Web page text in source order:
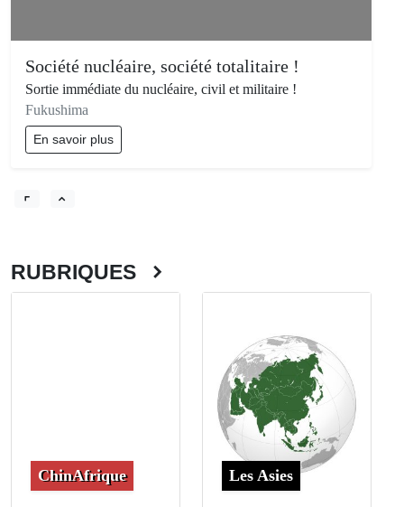
Société nucléaire, société totalitaire !
Sortie immédiate du nucléaire, civil et militaire !
Fukushima
En savoir plus
RUBRIQUES
ChinAfrique Les Asies